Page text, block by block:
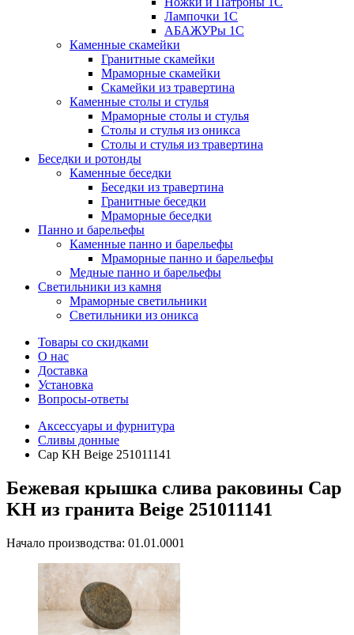
Лампочки 1С
АБАЖУРы 1С
Каменные скамейки
Гранитные скамейки
Мраморные скамейки
Скамейки из травертина
Каменные столы и стулья
Мраморные столы и стулья
Столы и стулья из оникса
Столы и стулья из травертина
Беседки и ротонды
Каменные беседки
Беседки из травертина
Гранитные беседки
Мраморные беседки
Панно и барельефы
Каменные панно и барельефы
Мраморные панно и барельефы
Медные панно и барельефы
Светильники из камня
Мраморные светильники
Светильники из оникса
Товары со скидками
О нас
Доставка
Установка
Вопросы-ответы
Аксессуары и фурнитура
Сливы донные
Cap KH Beige 251011141
Бежевая крышка слива раковины Cap
KH из гранита Beige 251011141
Начало производства: 01.01.0001